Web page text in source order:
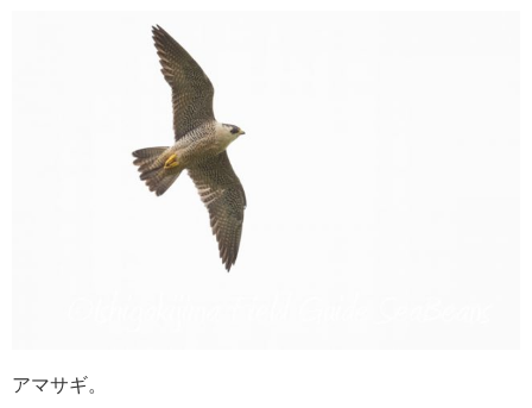
アマサギ。